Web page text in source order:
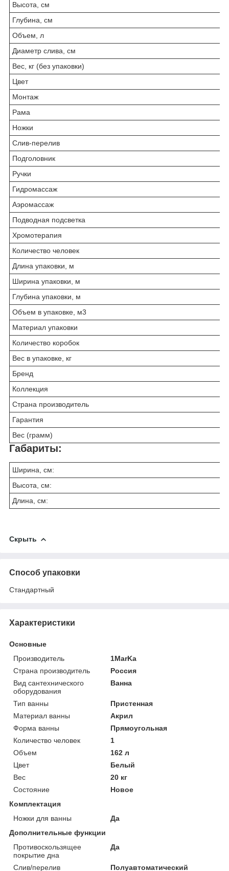
Высота, см
Глубина, см
Объем, л
Диаметр слива, см
Вес, кг (без упаковки)
Цвет
Монтаж
Рама
Ножки
Слив-перелив
Подголовник
Ручки
Гидромассаж
Аэромассаж
Подводная подсветка
Хромотерапия
Количество человек
Длина упаковки, м
Ширина упаковки, м
Глубина упаковки, м
Объем в упаковке, м3
Материал упаковки
Количество коробок
Вес в упаковке, кг
Бренд
Коллекция
Страна производитель
Гарантия
Вес (грамм)
Габариты:
Ширина, см:
Высота, см:
Длина, см:
Скрыть
Способ упаковки
Стандартный
Характеристики
Основные
Производитель
1MarKa
Страна производитель
Россия
Вид сантехнического
оборудования
Ванна
Тип ванны
Пристенная
Материал ванны
Акрил
Форма ванны
Прямоугольная
Количество человек
1
Объем
162 л
Цвет
Белый
Вес
20 кг
Состояние
Новое
Комплектация
Ножки для ванны
Да
Дополнительные функции
Противоскользящее
покрытие дна
Да
Слив/перелив Полуавтоматический